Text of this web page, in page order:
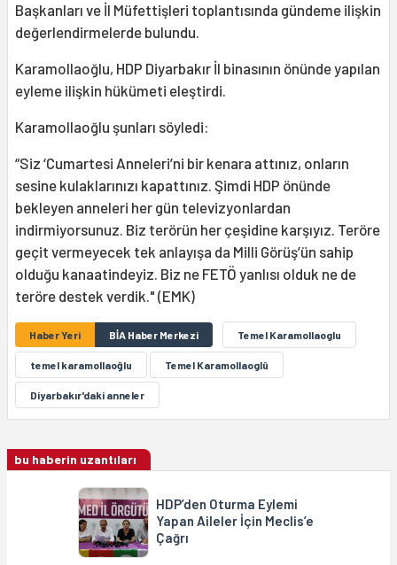
Başkanları ve İl Müfettişleri toplantısında gündeme ilişkin
değerlendirmelerde bulundu.
Karamollaoğlu, HDP Diyarbakır İl binasının önünde yapılan
eyleme ilişkin hükümeti eleştirdi.
Karamollaoğlu şunları söyledi:
“Siz ‘Cumartesi Anneleri’ni bir kenara attınız, onların
sesine kulaklarınızı kapattınız. Şimdi HDP önünde
bekleyen anneleri her gün televizyonlardan
indirmiyorsunuz. Biz terörün her çeşidine karşıyız. Teröre
geçit vermeyecek tek anlayışa da Milli Görüş’ün sahip
olduğu kanaatindeyiz. Biz ne FETÖ yanlısı olduk ne de
teröre destek verdik." (EMK)
Haber Yeri BİA Haber Merkezi Temel Karamollaoglu
temel karamollaoğlu Temel Karamollaoglû
Diyarbakır'daki anneler
bu haberin uzantıları
HDP’den Oturma Eylemi
Yapan Aileler İçin Meclis’e
Çağrı